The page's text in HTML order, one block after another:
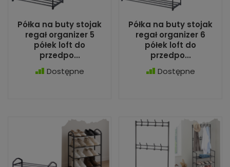
Półka na buty stojak
regał organizer 5
półek loft do
przedpo...
Dostępne
Półka na buty stojak
regał organizer 6
półek loft do
przedpo...
Dostępne